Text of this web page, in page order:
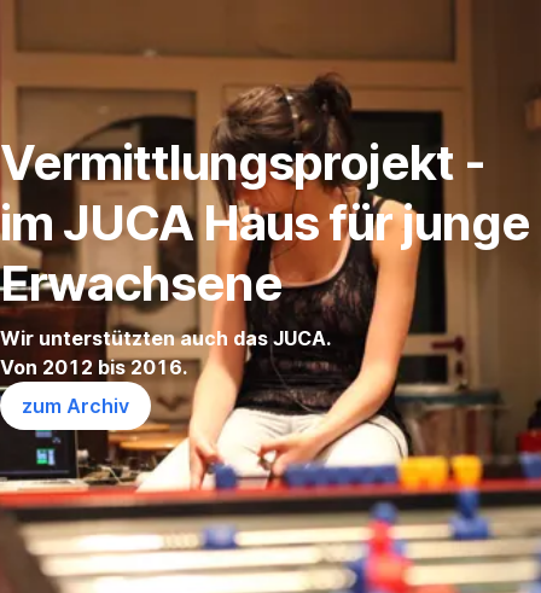
überspringen
Vermittlungsprojekt -
im JUCA Haus für junge
Erwachsene
Wir unterstützten auch das JUCA.
Von 2012 bis 2016.
zum Archiv